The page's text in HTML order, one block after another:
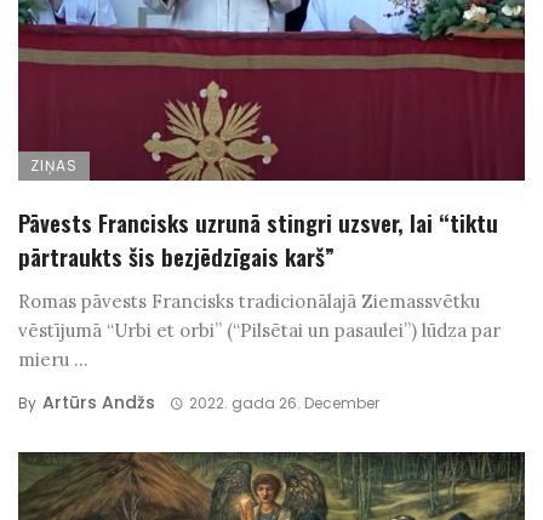
ZIŅAS
Pāvests Francisks uzrunā stingri uzsver, lai “tiktu
pārtraukts šis bezjēdzīgais karš”
Romas pāvests Francisks tradicionālajā Ziemassvētku
vēstījumā “Urbi et orbi” (“Pilsētai un pasaulei”) lūdza par
mieru ...
By Artūrs Andžs 2022. gada 26. December